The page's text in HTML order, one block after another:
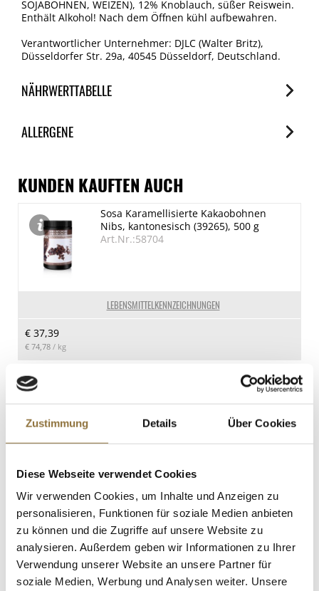
Zustimmung Details Über Cookies
Diese Webseite verwendet Cookies
Wir verwenden Cookies, um Inhalte und Anzeigen zu
personalisieren, Funktionen für soziale Medien anbieten
zu können und die Zugriffe auf unsere Website zu
analysieren. Außerdem geben wir Informationen zu Ihrer
Verwendung unserer Website an unsere Partner für
soziale Medien, Werbung und Analysen weiter. Unsere
SOJABOHNEN, WEIZEN), 12% Knoblauch, süßer Reiswein.
Enthält Alkohol! Nach dem Öffnen kühl aufbewahren.
Verantwortlicher Unternehmer: DJLC (Walter Britz),
Düsseldorfer Str. 29a, 40545 Düsseldorf, Deutschland.
NÄHRWERTTABELLE
je 100ml
Fett
0.1 g
davon gesättigte Fettsäuren
< 0.1 g
Kohlenhydrate
17.4 g
Eiweiß
8.4 g
Salz
14.2 g
ALLERGENE
Spuren / Enthalten
Glutenhaltige Getreide (Weizen)
Enthalten
Sojabohnen
Enthalten
KUNDEN KAUFTEN AUCH
LEBENSMITTELKENNZEICHNUNGEN
Sosa Karamellisierte Kakaobohnen
Nibs, kantonesisch (39265), 500 g
Art.Nr.:58704
€ 37,39
€ 74,78 / kg
LEBENSMITTELKENNZEICHNUNGEN
Haselnussöl, geröstet, La Tourangelle,
Art.Nr.:50733
€ 9,68
€ 38,72/ Liter
St.